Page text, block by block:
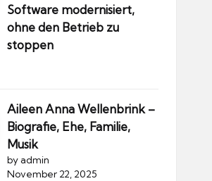
Software modernisiert,
ohne den Betrieb zu
stoppen
Aileen Anna Wellenbrink –
Biografie, Ehe, Familie,
Musik
by admin
November 22, 2025